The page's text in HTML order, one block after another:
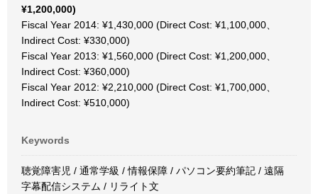
¥1,200,000)
Fiscal Year 2014: ¥1,430,000 (Direct Cost: ¥1,100,000、
Indirect Cost: ¥330,000)
Fiscal Year 2013: ¥1,560,000 (Direct Cost: ¥1,200,000、
Indirect Cost: ¥360,000)
Fiscal Year 2012: ¥2,210,000 (Direct Cost: ¥1,700,000、
Indirect Cost: ¥510,000)
Keywords
聴覚障害児 / 通常学級 / 情報保障 / パソコン要約筆記 / 遠隔
字幕配信システム / リライト文